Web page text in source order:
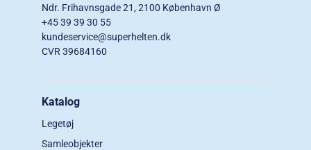
Ndr. Frihavnsgade 21, 2100 København Ø
+45 39 39 30 55
kundeservice@superhelten.dk
CVR 39684160
Katalog
Legetøj
Samleobjekter